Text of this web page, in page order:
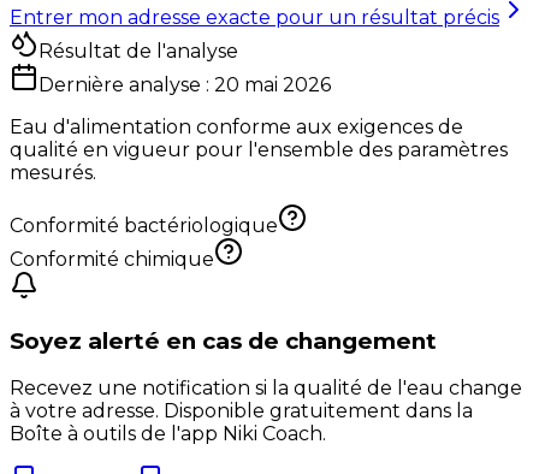
Entrer mon adresse exacte pour un résultat précis
Résultat de l'analyse
Dernière analyse : 20 mai 2026
Eau d'alimentation conforme aux exigences de
qualité en vigueur pour l'ensemble des paramètres
mesurés.
Conformité bactériologique
Conformité chimique
Soyez alerté en cas de changement
Recevez une notification si la qualité de l'eau change
à votre adresse. Disponible gratuitement dans la
Boîte à outils de l'app Niki Coach.